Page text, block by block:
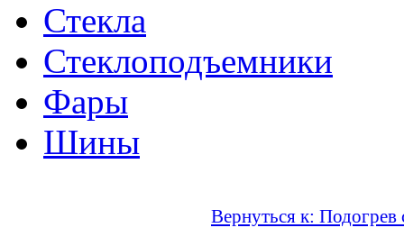
Стекла
Стеклоподъемники
Фары
Шины
Вернуться к: Подогрев